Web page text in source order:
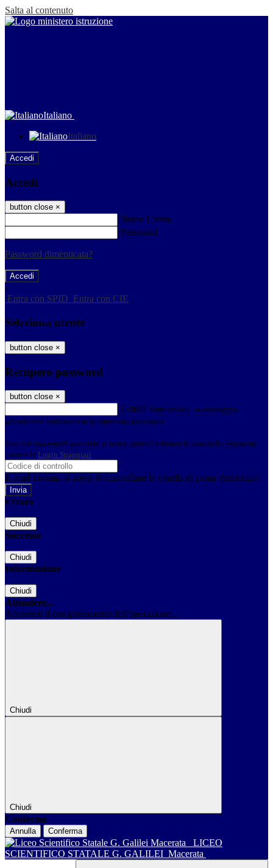
Salta al contenuto
Italiano
Italiano
Accedi
Accedi
button close ×
Nome Utente
Password
Password dimenticata?
-
Entra con SPID Entra con CIE
Seleziona utente
button close ×
Recupero password
button close ×
E-mail Verrà inviato un messaggio
all'indirizzo indicato con le istruzioni necessarie.
Non hai una e-mail associata al nome utente? Effettua il reset della password
tramite la Login Spaggiari
E-mail inviata, si prega di controllare la casella di posta elettronica!
Errore
Chiudi
Successo
Chiudi
Informazione
Chiudi
Attendere...
Attendere il completamento dell'operazione...
Chiudi
Chiudi
Conferma
Annulla Conferma
LICEO
SCIENTIFICO STATALE G. GALILEI Macerata